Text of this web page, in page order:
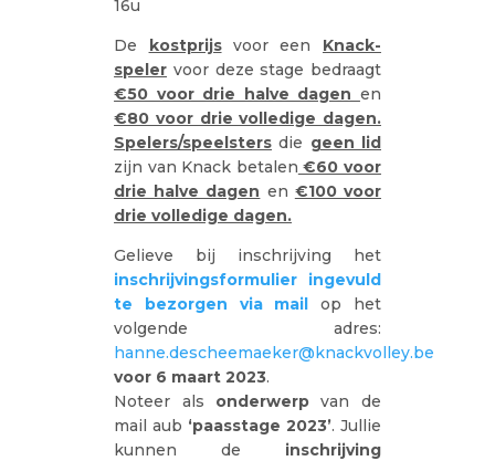
16u
De kostprijs voor een Knack-
speler voor deze stage bedraagt
€50 voor drie halve dagen en
€80 voor drie volledige dagen.
Spelers/speelsters die geen lid
zijn van Knack betalen €60 voor
drie halve dagen en €100 voor
drie volledige dagen.
Gelieve bij inschrijving het
inschrijvingsformulier ingevuld
te bezorgen via mail
op het
volgende adres:
hanne.descheemaeker@knackvolley.be
voor 6 maart 2023.
Noteer als onderwerpvan de
mail aub ‘paasstage 2023’. Jullie
kunnen de inschrijving